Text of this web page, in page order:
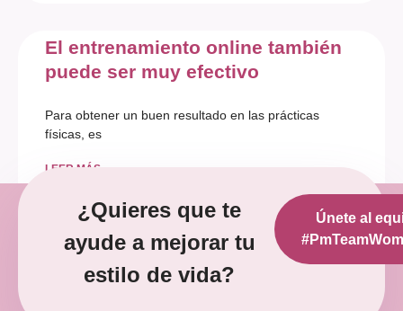
El entrenamiento online también
puede ser muy efectivo
Para obtener un buen resultado en las prácticas
físicas, es
LEER MÁS »
diciembre 12, 2022 No hay comentarios
¿Quieres que te
ayude a mejorar tu
estilo de vida?
Únete al